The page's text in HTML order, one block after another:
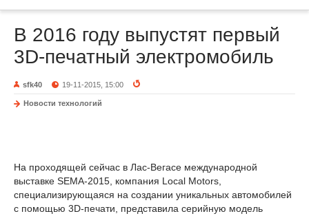
В 2016 году выпустят первый
3D-печатный электромобиль
sfk40 19-11-2015, 15:00
Новости технологий
На проходящей сейчас в Лас-Вегасе международной
выставке SEMA-2015, компания Local Motors,
специализирующаяся на создании уникальных автомобилей
с помощью 3D-печати, представила серийную модель